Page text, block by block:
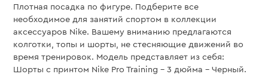
Плотная посадка по фигуре. Подберите все
необходимое для занятий спортом в коллекции
аксессуаров Nike. Вашему вниманию предлагаются
колготки, топы и шорты, не стесняющие движений во
время тренировок. Модель представляет из себя:
Шорты с принтом Nike Pro Training - 3 дюйма - Черный.